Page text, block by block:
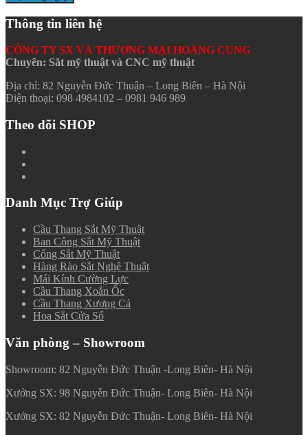
Thông tin liên hệ
CÔNG TY SX VÀ THƯƠNG MẠI HOÀNG CUNG
Chuyên: Sắt mỹ thuật và CNC mỹ thuật
Địa chỉ: 82 Nguyễn Đức Thuận – Long Biên – Hà Nội
Điện thoại: 098 4984102 – 0981 946 989
Theo dõi SHOP
Danh Mục Trợ Giúp
Cầu Thang Sắt Mỹ Thuật
Ban Công Sắt Mỹ Thuật
Cổng Sắt Mỹ Thuật
Hàng Rào Sắt Nghệ Thuật
Mái Kính Cường Lực
Cầu Thang Xoắn Ốc
Cầu Thang Xương Cá
Hoa Sắt Cửa Sổ
Văn phòng – Showroom
Showroom: 82 Nguyễn Đức Thuận -Long Biên- Hà Nội
Xưởng SX: 98 Nguyễn Đức Thuận- Long Biên- Hà Nội
Xưởng SX: 82 Nguyễn Đức Thuận- Long Biên- Hà Nội